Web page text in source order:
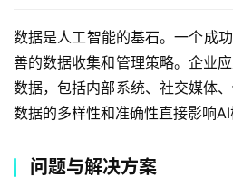
数据是人工智能的基石。一个成
善的数据收集和管理策略。企业
数据，包括内部系统、社交媒体
数据的多样性和准确性直接影响AI
问题与解决方案